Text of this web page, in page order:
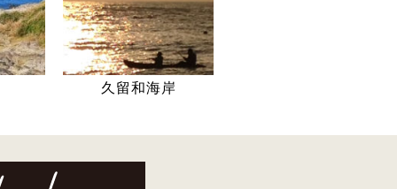
久留和海岸